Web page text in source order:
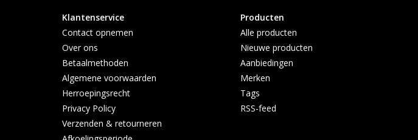
Klantenservice
Contact opnemen
Over ons
Betaalmethoden
Algemene voorwaarden
Herroepingsrecht
Privacy Policy
Verzenden & retourneren
Producten
Alle producten
Nieuwe producten
Aanbiedingen
Merken
Tags
RSS-feed